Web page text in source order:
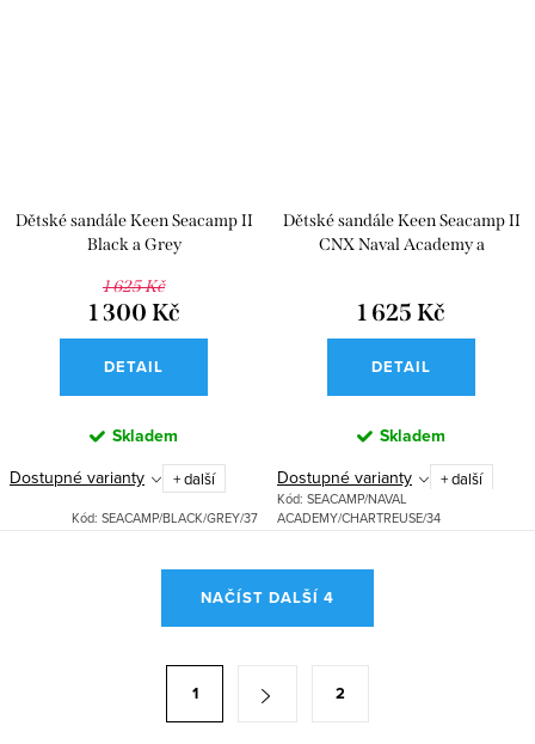
Dětské sandále Keen Seacamp II
Black a Grey
1 625 Kč
1 300 Kč
DETAIL
Skladem
Dostupné varianty + další
Kód: SEACAMP/BLACK/GREY/37
Dětské sandále Keen Seacamp II
CNX Naval Academy a
1 625 Kč
DETAIL
Skladem
Dostupné varianty + další
Kód: SEACAMP/NAVAL
ACADEMY/CHARTREUSE/34
NAČÍST DALŠÍ 4
1 2